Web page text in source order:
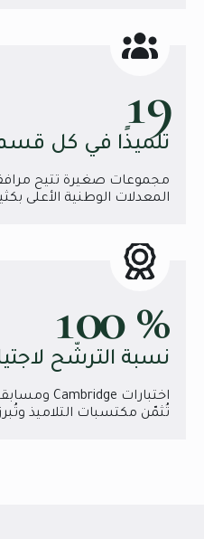
19
تلميذًا في كل
مجموعات صغيرة تتيح
المعدلات الوطنية الأعلى
100%
نسبة الترشّح
تُثمّن مكتسبات التلاميذ